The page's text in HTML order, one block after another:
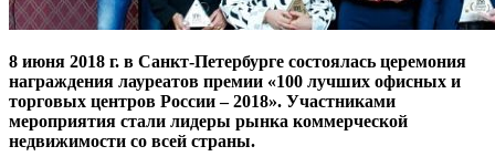
8 июня 2018 г. в Санкт-Петербурге состоялась церемония
награждения лауреатов премии «100 лучших офисных и
торговых центров России – 2018». Участниками
мероприятия стали лидеры рынка коммерческой
недвижимости со всей страны.